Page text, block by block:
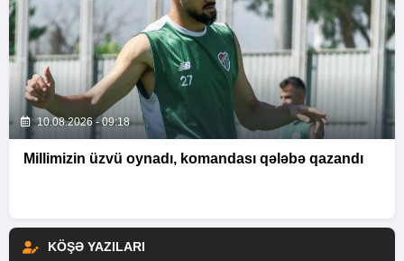
10.08.2026 - 09:18
Millimizin üzvü oynadı, komandası qələbə qazandı
KÖŞƏ YAZILARI